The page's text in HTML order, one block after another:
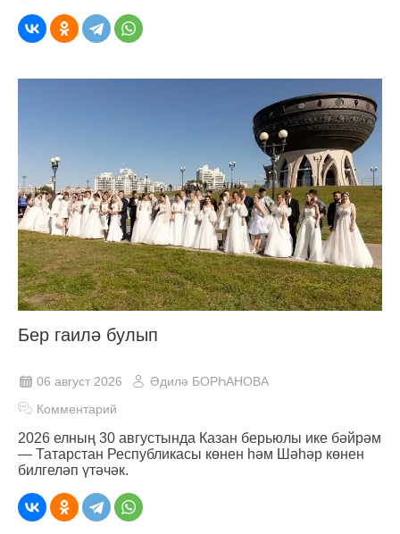
Бер гаилә булып
06 август 2026
Әдилә БОРҺАНОВА
Комментарий
2026 елның 30 августында Казан берьюлы ике бәйрәм
— Татарстан Республикасы көнен һәм Шәһәр көнен
билгеләп үтәчәк.